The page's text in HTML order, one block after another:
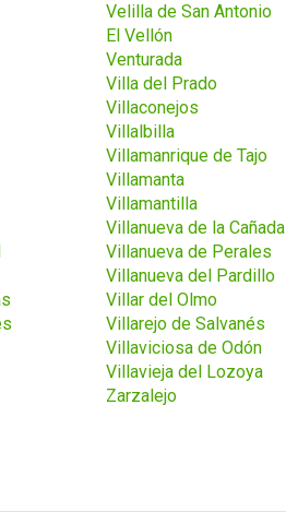
Velilla de San Antonio
El Vellón
Venturada
Villa del Prado
Villaconejos
Villalbilla
Villamanrique de Tajo
Villamanta
Villamantilla
Villanueva de la Cañada
Villanueva de Perales
Villanueva del Pardillo
Villar del Olmo
Villarejo de Salvanés
Villaviciosa de Odón
Villavieja del Lozoya
Zarzalejo